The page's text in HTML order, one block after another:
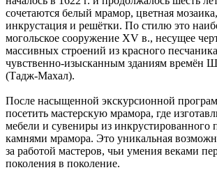
сочетаются белый мрамор, цветная
инкрустация и решётки. По стилю это
могольское сооружение XV в., несущее
массивных строений из красного
чувственно-изысканным зданиям времён
(Тадж-Махал).
После насыщенной экскурсионной
посетить мастерскую мрамора, где
мебели и сувениры из инкрустированного
камнями мрамора. Это уникальная
за работой мастеров, чьи умения веками
поколения в поколение.